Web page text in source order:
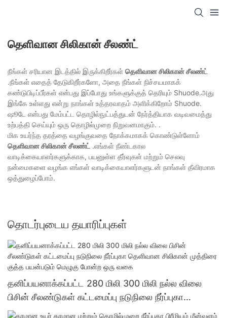
தெளிவான சிலிகான் சீலண்ட்
நீங்கள் சரியான இடத்தில் இருக்கிறீர்கள் தெளிவான சிலிகான் சீலண்ட்
.நீங்கள் எதைத் தேடுகிறீர்களோ, அதை நீங்கள் நிச்சயமாகக்
கண்டுபிடிப்பீர்கள் என்பது இப்போது உங்களுக்குத் தெரியும் Shuode.அது
இங்கே உள்ளது என்று நாங்கள் உத்தரவாதம் அளிக்கிறோம் Shuode.
ஷூடே என்பது மேம்பட்ட தொழில்நுட்பத்துடன் நேர்த்தியாக வடிவமைத்து
உற்பத்தி செய்யும் ஒரு தொழில்முறை நிறுவனமாகும். .
மிக உயர்ந்த தரத்தை வழங்குவதை நோக்கமாகக் கொண்டுள்ளோம்
தெளிவான சிலிகான் சீலண்ட் .எங்கள் நீண்டகால
வாடிக்கையாளர்களுக்காக, பயனுள்ள தீர்வுகள் மற்றும் செலவு
நன்மைகளை வழங்க எங்கள் வாடிக்கையாளர்களுடன் நாங்கள் தீவிரமாக
ஒத்துழைப்போம்.
தொடர்புடைய தயாரிப்புகள்
தனிப்பயனாக்கப்பட்ட 280 மிலி 300 மிலி நல்ல விலை
பிசின் சீலண்டுகள் கட்டமைப்பு நடுநிலை நீர்ப்புகா
தெளிவான சிலிகான் முத்திரை குத்த பயன்படும் மெழுகு